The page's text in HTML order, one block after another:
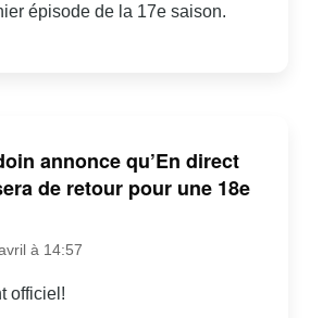
épisode de la 17e saison.
annonce qu’En direct
de retour pour une 18e
à 14:57
officiel!